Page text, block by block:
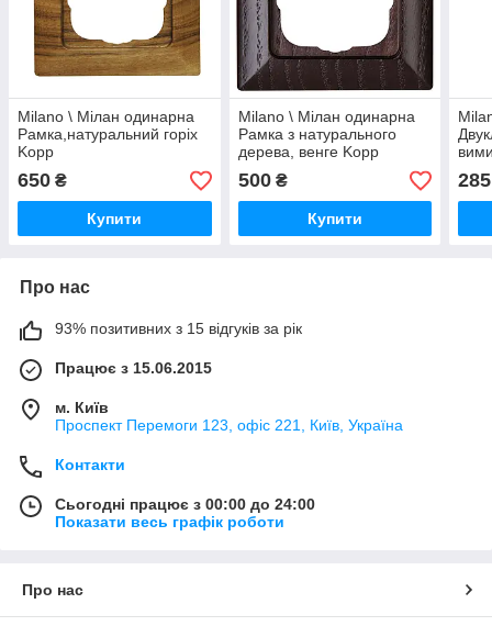
Milano \ Мілан одинарна
Рамка,натуральний горіх
Kopp
650 ₴
Купити
Milano \ Мілан одинарна
Рамка з натурального
дерева, венге Kopp
500₴
Купити
Про нас
93% позитивних з 15 відгуків за рік
Працює з 15.06.2015
м. Київ
Проспект Перемоги 123, офіс 221, Київ, Україна
Контакти
Сьогодні працює з 00:00 до 24:00
Показати весь графік роботи
Про нас